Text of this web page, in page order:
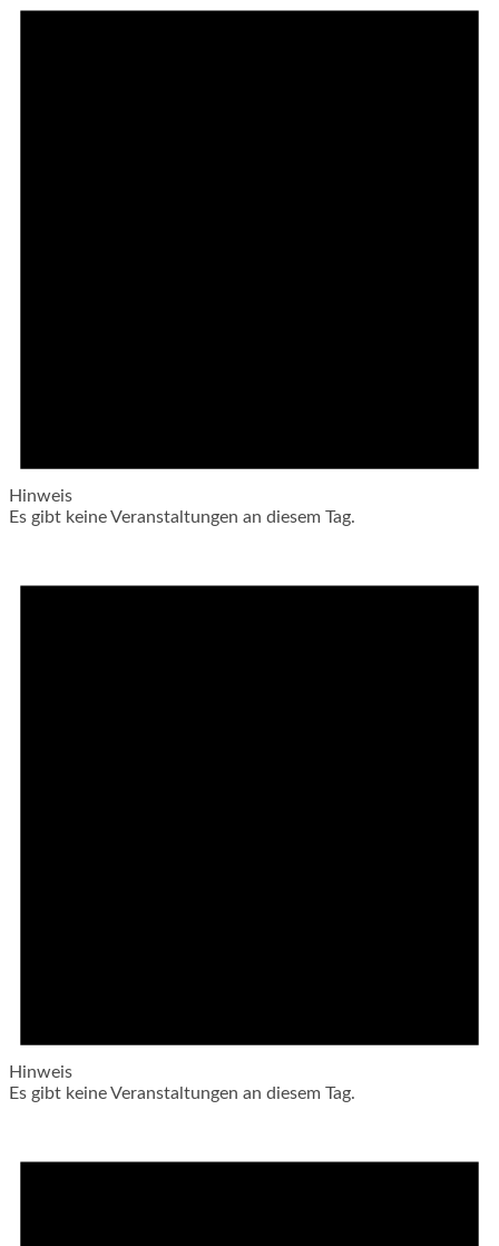
Hinweis
Es gibt keine Veranstaltungen an diesem Tag.
Hinweis
Es gibt keine Veranstaltungen an diesem Tag.